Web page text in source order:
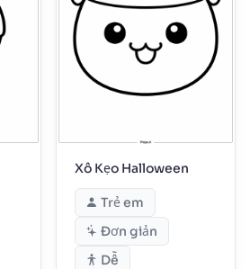
Xô Kẹo Halloween
Trẻ em
Đơn giản
Dễ